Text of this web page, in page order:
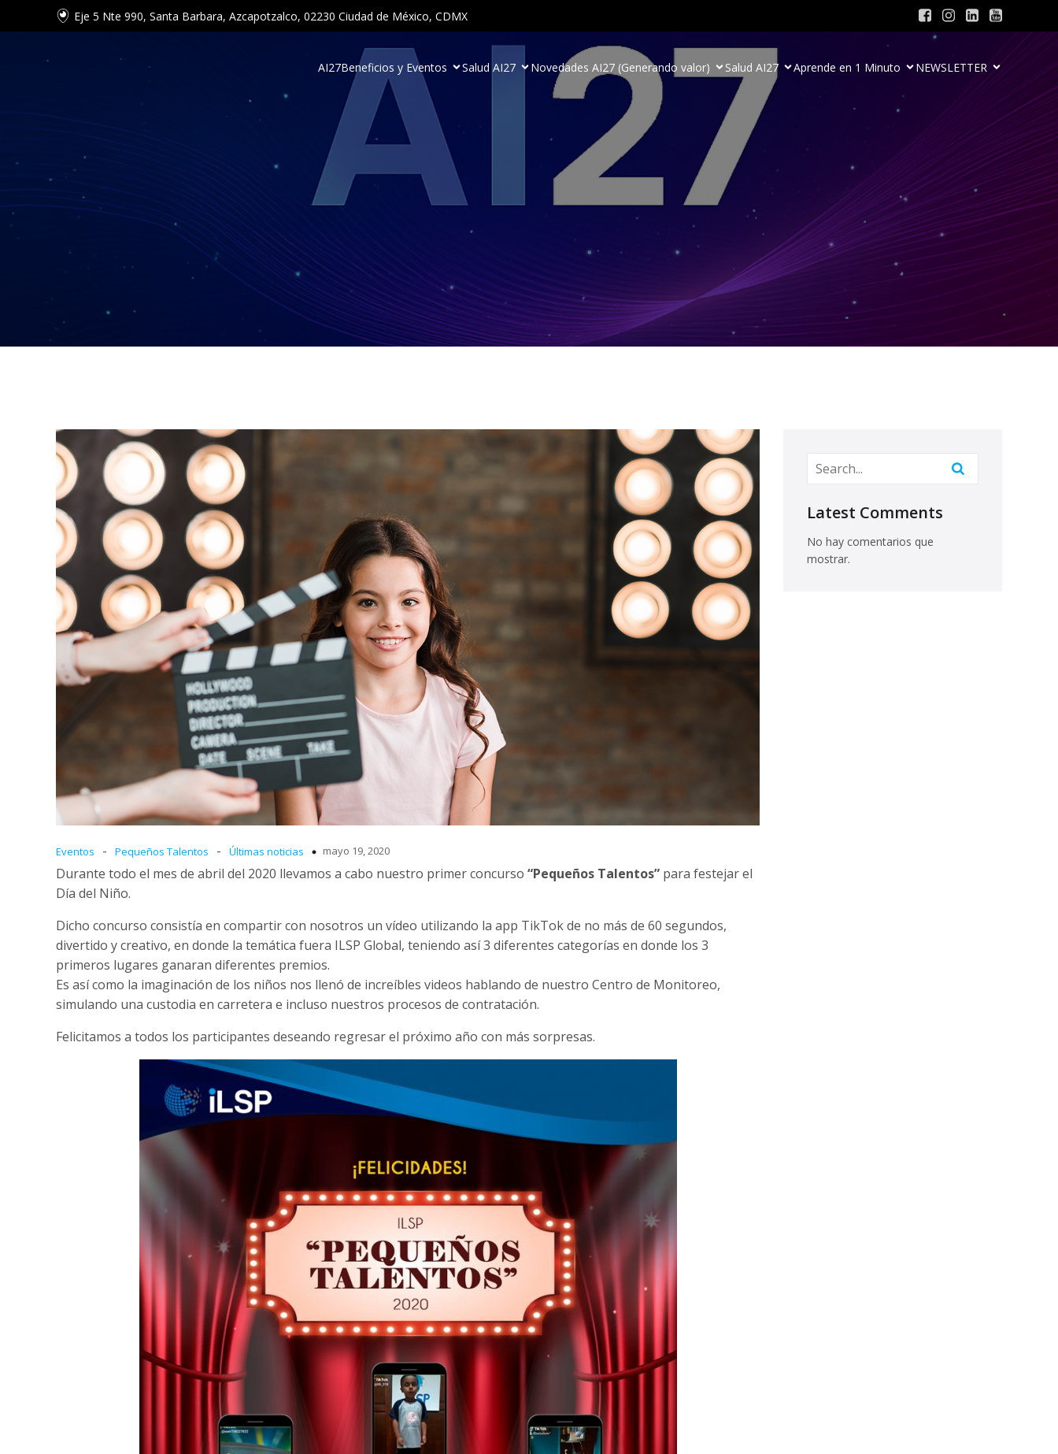
Eje 5 Nte 990, Santa Barbara, Azcapotzalco, 02230 Ciudad de México, CDMX
AI27Beneficios y Eventos Salud AI27 Novedades AI27 (Generando valor) Salud AI27 Aprende en 1 Minuto NEWSLETTER
Eventos - Pequeños Talentos - Últimas noticias mayo 19, 2020
Durante todo el mes de abril del 2020 llevamos a cabo nuestro primer concurso “Pequeños Talentos” para festejar el
Día del Niño.
Dicho concurso consistía en compartir con nosotros un vídeo utilizando la app TikTok de no más de 60 segundos,
divertido y creativo, en donde la temática fuera ILSP Global, teniendo así 3 diferentes categorías en donde los 3
primeros lugares ganaran diferentes premios.
Es así como la imaginación de los niños nos llenó de increíbles videos hablando de nuestro Centro de Monitoreo,
simulando una custodia en carretera e incluso nuestros procesos de contratación.
Felicitamos a todos los participantes deseando regresar el próximo año con más sorpresas.
Latest Comments
No hay comentarios que
mostrar.